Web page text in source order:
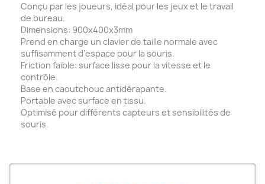
Conçu par les joueurs, idéal pour les jeux et le travail
de bureau.
Dimensions: 900x400x3mm
Prend en charge un clavier de taille normale avec
suffisamment d'espace pour la souris.
Friction faible: surface lisse pour la vitesse et le
contrôle.
Base en caoutchouc antidérapante.
Portable avec surface en tissu.
Optimisé pour différents capteurs et sensibilités de
souris.